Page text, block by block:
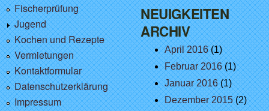
Fischerprüfung
Jugend
Kochen und Rezepte
Vermietungen
Kontaktformular
Datenschutzerklärung
Impressum
NEUIGKEITEN
ARCHIV
April 2016(1)
Februar 2016(1)
Januar 2016(1)
Dezember 2015(2)